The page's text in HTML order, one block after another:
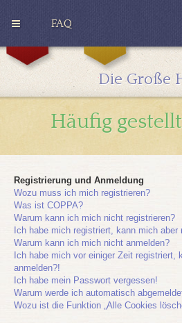
FAQ
G
i
H
u
e
u
f
Die Große
Häufig
Registrierung und Anmeldung
Wozu muss ich mich registrieren?
Was ist COPPA?
Warum kann ich mich nicht registrieren?
Ich habe mich registriert, kann mich aber
Warum kann ich mich nicht anmelden?
Ich habe mich vor einiger Zeit registriert,
anmelden?!
Ich habe mein Passwort vergessen!
Warum werde ich automatisch
Wozu ist die Funktion „Alle Cookies